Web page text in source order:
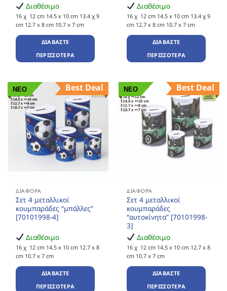
Διαθέσιμο
16 χ 12 cm 14.5 x 10 cm 13.4 χ 9
cm 12.7 x 8 cm 10.7 x 7 cm
ΔΙΑΒΆΣΤΕ
ΠΕΡΙΣΣΌΤΕΡΑ
Διαθέσιμο
16 χ 12 cm 14.5 x 10 cm 13.4 χ 9
cm 12.7 x 8 cm 10.7 x 7 cm
ΔΙΑΒΆΣΤΕ
ΠΕΡΙΣΣΌΤΕΡΑ
ΝΕΟ Best Deal
ΔΙΆΦΟΡΑ
Σετ 4 μεταλλικοί
κουμπαράδες “μπάλλες”
[70101998-4]
Διαθέσιμο
16 χ 12 cm 14.5 x 10 cm 12.7 x 8
cm 10.7 x 7 cm
ΔΙΑΒΆΣΤΕ
ΠΕΡΙΣΣΌΤΕΡΑ
ΝΕΟ Best Deal
ΔΙΆΦΟΡΑ
Σετ 4 μεταλλικοί
κουμπαράδες
“αυτοκίνητα” [70101998-
3]
Διαθέσιμο
16 χ 12 cm 14.5 x 10 cm 12.7 x 8
cm 10.7 x 7 cm
ΔΙΑΒΆΣΤΕ
ΠΕΡΙΣΣΌΤΕΡΑ